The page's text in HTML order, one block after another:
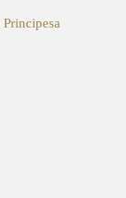
Principesa